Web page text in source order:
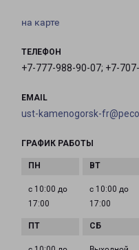
на карте
ТЕЛЕФОН
+7-777-988-90-07; +7-
EMAIL
ust-kamenogorsk-
ГРАФИК РАБОТЫ
с 10:00 до
17:00
с 10:00 до
17:00